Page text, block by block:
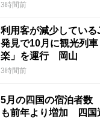
3時間前
利用客が減少してい
発見で10月に観光列
楽」を運行 岡山
3時間前
5月の四国の宿泊者数
も前年より増加 四国